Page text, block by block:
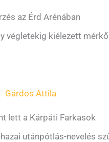
az Érd Arénában
végletekig kiélezett
Gárdos Attila
lett a Kárpáti Farkasok
utánpótlás-nevelés